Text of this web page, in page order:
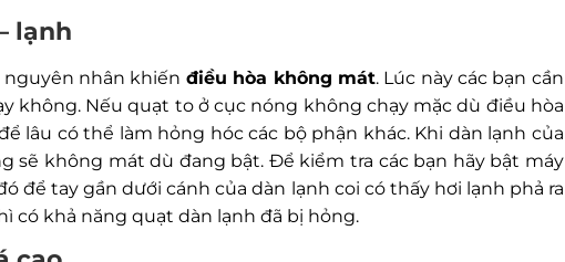
lạnh
nhân khiến điều hòa không mát. Lúc này các bạn cần
không. Nếu quạt to ở cục nóng không chạy mặc dù điều hòa
lâu có thể làm hỏng hóc các bộ phận khác. Khi dàn lạnh của
sẽ không mát dù đang bật. Để kiểm tra các bạn hãy bật máy
để tay gần dưới cánh của dàn lạnh coi có thấy hơi lạnh phả ra
có khả năng quạt dàn lạnh đã bị hỏng.